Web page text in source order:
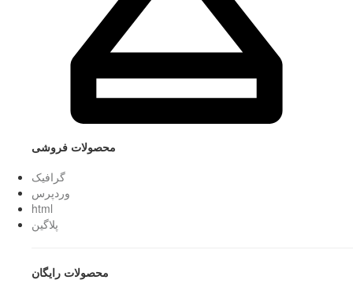
محصولات فروشی
گرافیک
وردپرس
html
پلاگین
محصولات رایگان